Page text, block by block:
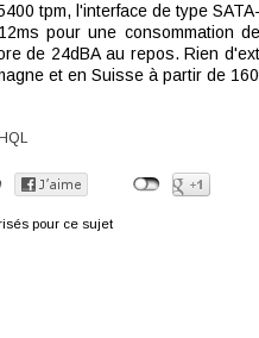
tpm, l'interface de type
pour une consommation
de 24dBA au repos. Rien
et en Suisse à partir de
pour ce sujet